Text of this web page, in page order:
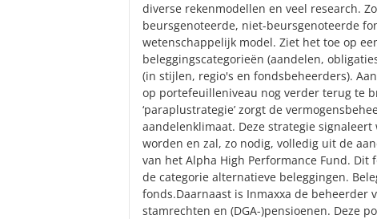
diverse rekenmodellen en veel research.
beursgenoteerde, niet-beursgenoteerde
wetenschappelijk model. Ziet het toe op
beleggingscategorieën (aandelen,
(in stijlen, regio's en fondsbeheerders).
op portefeuilleniveau nog verder terug te
‘paraplustrategie’ zorgt de
aandelenklimaat. Deze strategie
worden en zal, zo nodig, volledig uit de
van het Alpha High Performance Fund.
de categorie alternatieve beleggingen.
fonds.Daarnaast is Inmaxxa de
stamrechten en (DGA-)pensioenen. Deze